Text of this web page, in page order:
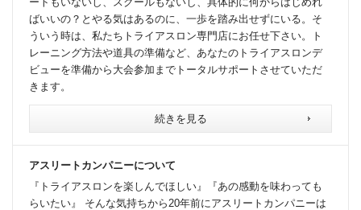
ばいいの？とやる気はあるのに、一歩を踏み出せずにいる。そ
ういう時は、私たちトライアスロン専門店にお任せ下さい。ト
レーニング方法や道具の準備など、あなたのトライアスロンデ
ビューを準備から大会参加までトータルサポートさせていただ
きます。
続きを見る
アスリートカンパニーについて
『トライアスロンを楽しんでほしい』『あの感動を味わっても
らいたい』 そんな気持ちから20年前にアスリートカンパニーは